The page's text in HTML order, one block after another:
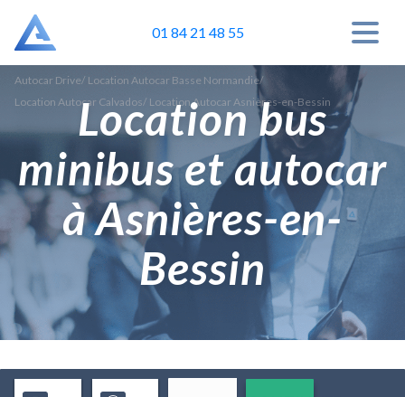
01 84 21 48 55
Autocar Drive/ Location Autocar Basse Normandie/
Location Autocar Calvados/ Location Autocar Asnières-en-Bessin
Location bus
minibus et autocar
à Asnières-en-
Bessin